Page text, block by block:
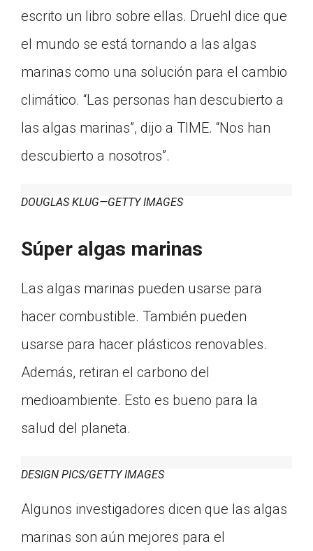
escrito un libro sobre ellas. Druehl dice que
el mundo se está tornando a las algas
marinas como una solución para el cambio
climático. “Las personas han descubierto a
las algas marinas”, dijo a TIME. “Nos han
descubierto a nosotros”.
DOUGLAS KLUG—GETTY IMAGES
Súper algas marinas
Las algas marinas pueden usarse para
hacer combustible. También pueden
usarse para hacer plásticos renovables.
Además, retiran el carbono del
medioambiente. Esto es bueno para la
salud del planeta.
DESIGN PICS/GETTY IMAGES
Algunos investigadores dicen que las algas
marinas son aún mejores para el